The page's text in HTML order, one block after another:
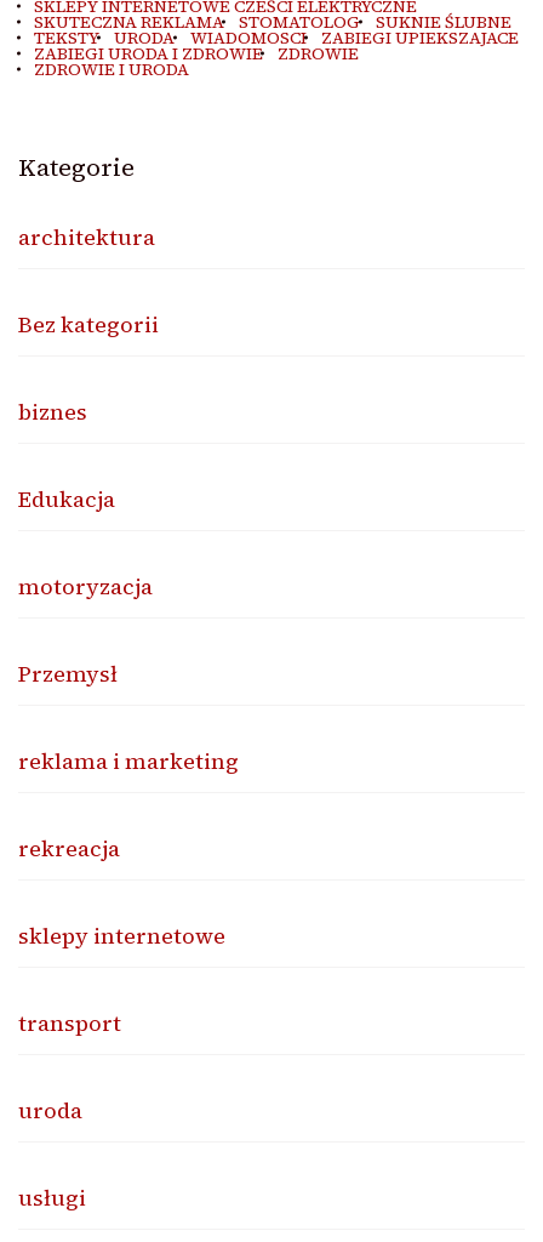
SKLEPY INTERNETOWE CZEŚCI ELEKTRYCZNE
SKUTECZNA REKLAMA STOMATOLOG SUKNIE ŚLUBNE
TEKSTY URODA WIADOMOSCI ZABIEGI UPIEKSZAJACE
ZABIEGI URODA I ZDROWIE ZDROWIE
ZDROWIE I URODA
Kategorie
architektura
Bez kategorii
biznes
Edukacja
motoryzacja
Przemysł
reklama i marketing
rekreacja
sklepy internetowe
transport
uroda
usługi